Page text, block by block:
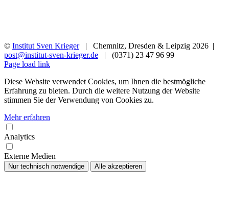
© Institut Sven Krieger| Chemnitz, Dresden & Leipzig 2026 |
post@institut-sven-krieger.de | (0371) 23 47 96 99
Facebook
YouTube
Instagram
Rss
Page load link
Diese Website verwendet Cookies, um Ihnen die bestmögliche
Erfahrung zu bieten. Durch die weitere Nutzung der Website
stimmen Sie der Verwendung von Cookies zu.
Mehr erfahren
Analytics
Externe Medien
Nur technisch notwendige Alle akzeptieren